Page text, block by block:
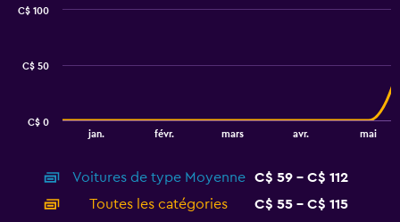
displaying
categories.
Range:
jan. févr. mars avr. mai
C$ 0
C$ 50
C$ 100
Voitures de type Moyenne
C$ 59 - C$ 112
Toutes les catégories
C$ 55 - C$ 115